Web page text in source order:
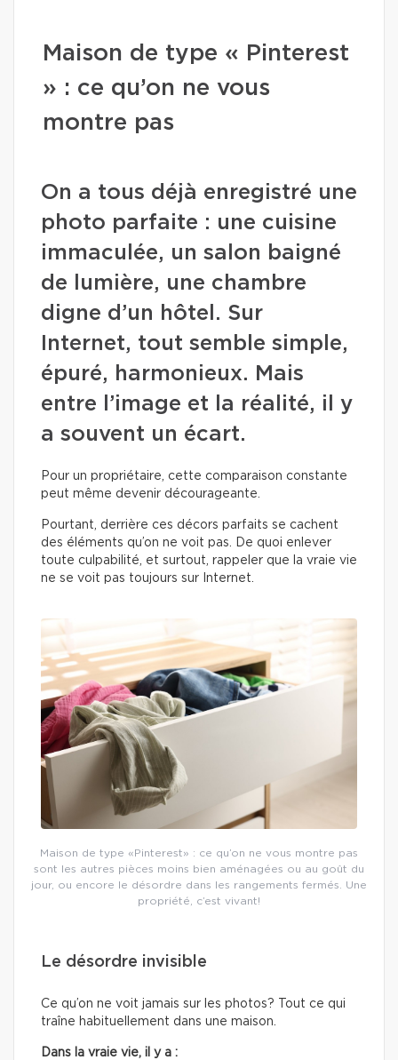
Maison de type « Pinterest
» : ce qu’on ne vous
montre pas
On a tous déjà enregistré une
photo parfaite : une cuisine
immaculée, un salon baigné
de lumière, une chambre
digne d’un hôtel. Sur
Internet, tout semble simple,
épuré, harmonieux. Mais
entre l’image et la réalité, il y
a souvent un écart.
Pour un propriétaire, cette comparaison constante
peut même devenir décourageante.
Pourtant, derrière ces décors parfaits se cachent
des éléments qu’on ne voit pas. De quoi enlever
toute culpabilité, et surtout, rappeler que la vraie vie
ne se voit pas toujours sur Internet.
Maison de type «Pinterest» : ce qu’on ne vous montre pas
sont les autres pièces moins bien aménagées ou au goût du
jour, ou encore le désordre dans les rangements fermés. Une
propriété, c’est vivant!
Le désordre invisible
Ce qu’on ne voit jamais sur les photos? Tout ce qui
traîne habituellement dans une maison.
Dans la vraie vie, il y a :